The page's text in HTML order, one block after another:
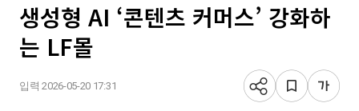
생성형 AI ‘콘텐츠 커머스’ 강화하
는 LF몰
입력 2026-05-20 17:31